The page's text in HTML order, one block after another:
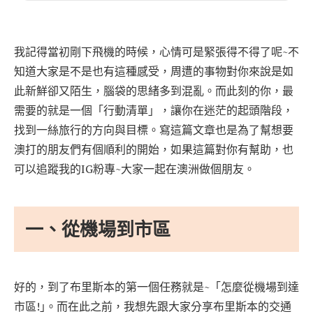
我記得當初剛下飛機的時候，心情可是緊張得不得了呢~不
知道大家是不是也有這種感受，周遭的事物對你來說是如
此新鮮卻又陌生，腦袋的思緒多到混亂。而此刻的你，最
需要的就是一個「行動清單」，讓你在迷茫的起頭階段，
找到一絲旅行的方向與目標。寫這篇文章也是為了幫想要
澳打的朋友們有個順利的開始，如果這篇對你有幫助，也
可以追蹤我的IG粉專~大家一起在澳洲做個朋友。
一、從機場到市區
好的，到了布里斯本的第一個任務就是~「怎麼從機場到達
市區!｣。而在此之前，我想先跟大家分享布里斯本的交通